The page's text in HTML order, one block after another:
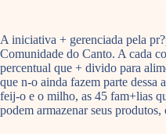
A iniciativa + gerenciada pela
Comunidade do Canto. A cada
percentual que + divido para
que n-o ainda fazem parte dessa
feij-o e o milho, as 45 fam+lias
podem armazenar seus